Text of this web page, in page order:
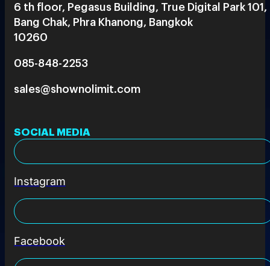
6 th floor, Pegasus Building, True Digital Park 101,
Bang Chak, Phra Khanong, Bangkok
10260
085-848-2253
sales@shownolimit.com
SOCIAL MEDIA
Instagram
Facebook